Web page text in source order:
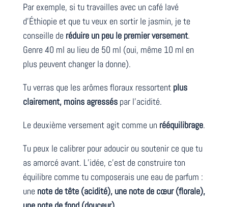
Par exemple, si tu travailles avec un café lavé
d’Éthiopie et que tu veux en sortir le jasmin, je te
conseille de réduire un peu le premier versement.
Genre 40 ml au lieu de 50 ml (oui, même 10 ml en
plus peuvent changer la donne).
Tu verras que les arômes floraux ressortent plus
clairement, moins agresséspar l’acidité.
Le deuxième versement agit comme un rééquilibrage.
Tu peux le calibrer pour adoucir ou soutenir ce que tu
as amorcé avant. L’idée, c’est de construire ton
équilibre comme tu composerais une eau de parfum :
une note de tête (acidité), une note de cœur (florale),